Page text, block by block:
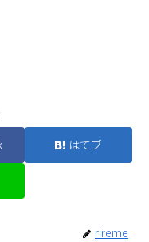
はてブ
rireme